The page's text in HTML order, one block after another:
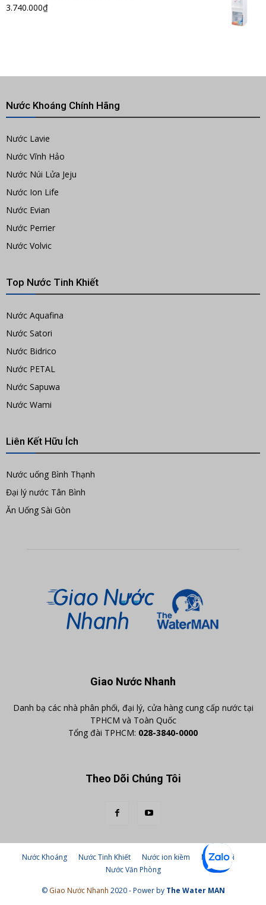
3.740.000₫
Nước Khoáng Chính Hãng
Nước Lavie
Nước Vĩnh Hảo
Nước Núi Lửa Jeju
Nước Ion Life
Nước Evian
Nước Perrier
Nước Volvic
Top Nước Tinh Khiết
Nước Aquafina
Nước Satori
Nước Bidrico
Nước PETAL
Nước Sapuwa
Nước Wami
Liên Kết Hữu Ích
Nước uống Bình Thạnh
Đại lý nước Tân Bình
Ăn Uống Sài Gòn
Giao Nước Nhanh
Danh bạ các nhà phân phối, đại lý, cửa hàng cung cấp nước tại
TPHCM và Toàn Quốc
Tổng đài TPHCM: 028-3840-0000
Theo Dõi Chúng Tôi
Nước Khoáng Nước Tinh Khiết Nước ion kiềm
Nước suối
Nước Văn Phòng
© Giao Nước Nhanh 2020 - Power by The Water MAN